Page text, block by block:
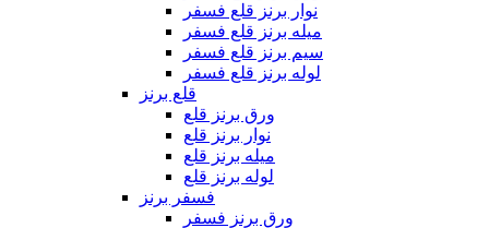
نوار برنز قلع فسفر
میله برنز قلع فسفر
سیم برنز قلع فسفر
لوله برنز قلع فسفر
قلع برنز
ورق برنز قلع
نوار برنز قلع
میله برنز قلع
لوله برنز قلع
فسفر برنز
ورق برنز فسفر